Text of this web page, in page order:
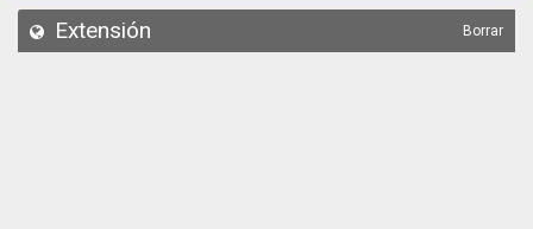
API
Extensión Borrar